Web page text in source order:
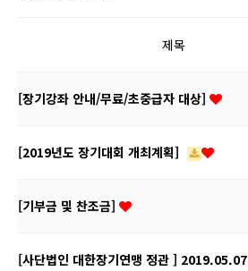
제목
[장기강좌 안내/무료/초중급자 대상]
[2019년도 장기대회 개최계획]
[기부금 및 찬조금]
[사단법인 대한장기연맹 정관 ] 2019.05.07